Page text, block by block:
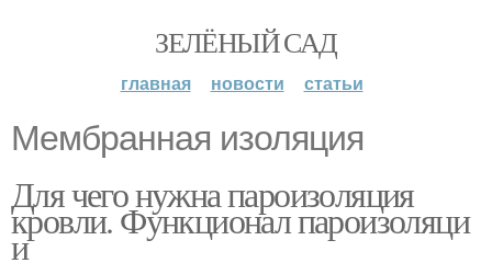
ЗЕЛЁНЫЙ САД
главная новости статьи
Мембранная изоляция
Для чего нужна пароизоляция
кровли. Функционал пароизоляци
и